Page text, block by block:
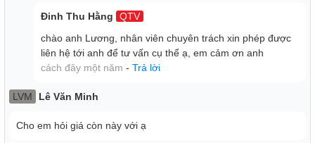
Hệ điều hành
Đinh Thu Hằng
QTV
chào anh Lương, nhân viên chuyên trách xin phép được
liên hệ tới anh để tư vấn cụ thể ạ, em cảm ơn anh
cách đây một năm - Trả lời
LVM Lê Văn Minh
Cho em hỏi giá còn này với ạ